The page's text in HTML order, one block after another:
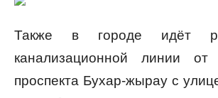
Также в городе идёт
канализационной линии от
проспекта Бухар-жырау с